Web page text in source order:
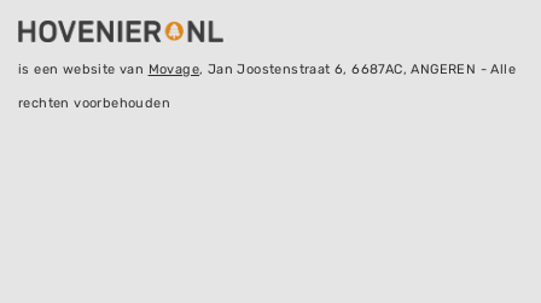
is een website van Movage, Jan Joostenstraat 6, 6687AC, ANGEREN - Alle
rechten voorbehouden